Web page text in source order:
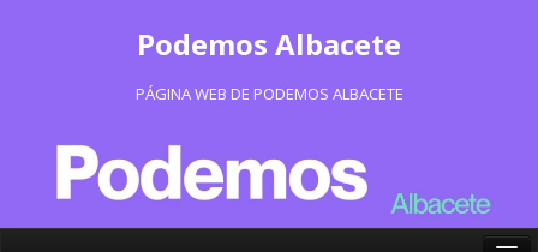
Podemos Albacete
PÁGINA WEB DE PODEMOS ALBACETE